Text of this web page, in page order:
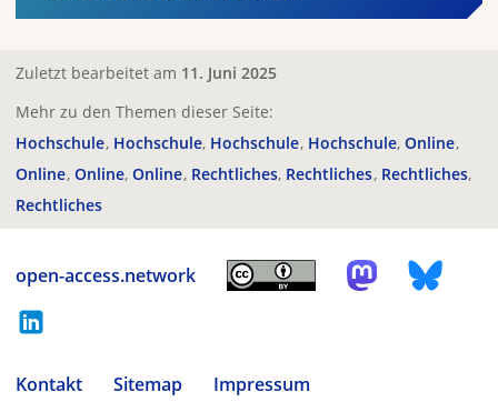
Zuletzt bearbeitet am 11. Juni 2025
Mehr zu den Themen dieser Seite:
Hochschule Hochschule Hochschule Hochschule Online
Online Online Online Rechtliches Rechtliches Rechtliches
Rechtliches
open-access.network
Kontakt Sitemap
Impressum